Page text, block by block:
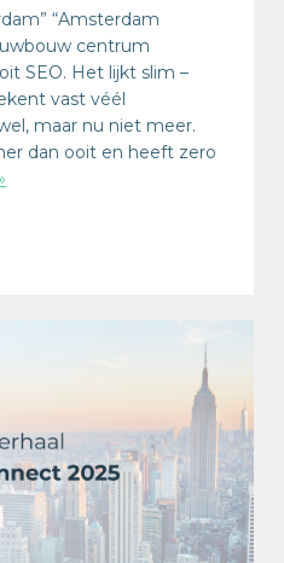
“Amsterdam
centrum
SEO. Het lijkt slim –
vast véél
maar nu niet meer.
dan ooit en heeft zero